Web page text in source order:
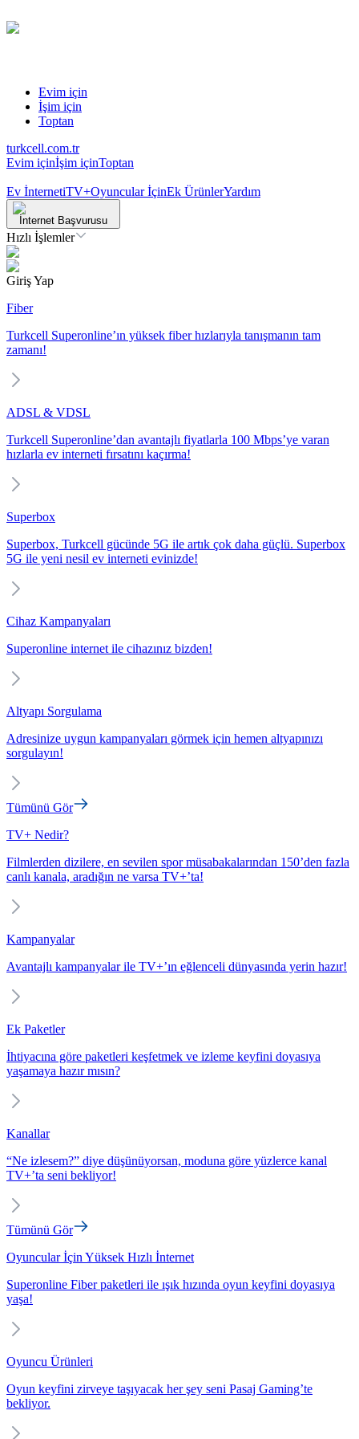
Evim için
İşim için
Toptan
turkcell.com.tr
Evim içinİşim içinToptan
Ev İnternetiTV+Oyuncular İçinEk ÜrünlerYardım
İnternet Başvurusu
Hızlı İşlemler
Giriş Yap
Fiber
Turkcell Superonline’ın yüksek fiber hızlarıyla tanışmanın tam
zamanı!
ADSL & VDSL
Turkcell Superonline’dan avantajlı fiyatlarla 100 Mbps’ye varan
hızlarla ev interneti fırsatını kaçırma!
Superbox
Superbox, Turkcell gücünde 5G ile artık çok daha güçlü. Superbox
5G ile yeni nesil ev interneti evinizde!
Cihaz Kampanyaları
Superonline internet ile cihazınız bizden!
Altyapı Sorgulama
Adresinize uygun kampanyaları görmek için hemen altyapınızı
sorgulayın!
Tümünü Gör
TV+ Nedir?
Filmlerden dizilere, en sevilen spor müsabakalarından 150’den fazla
canlı kanala, aradığın ne varsa TV+’ta!
Kampanyalar
Avantajlı kampanyalar ile TV+’ın eğlenceli dünyasında yerin hazır!
Ek Paketler
İhtiyacına göre paketleri keşfetmek ve izleme keyfini doyasıya
yaşamaya hazır mısın?
Kanallar
“Ne izlesem?” diye düşünüyorsan, moduna göre yüzlerce kanal
TV+’ta seni bekliyor!
Tümünü Gör
Oyuncular İçin Yüksek Hızlı İnternet
Superonline Fiber paketleri ile ışık hızında oyun keyfini doyasıya
yaşa!
Oyuncu Ürünleri
Oyun keyfini zirveye taşıyacak her şey seni Pasaj Gaming’te
bekliyor.